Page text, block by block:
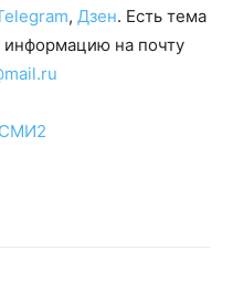
, Дзен. Есть тема
информацию на почту